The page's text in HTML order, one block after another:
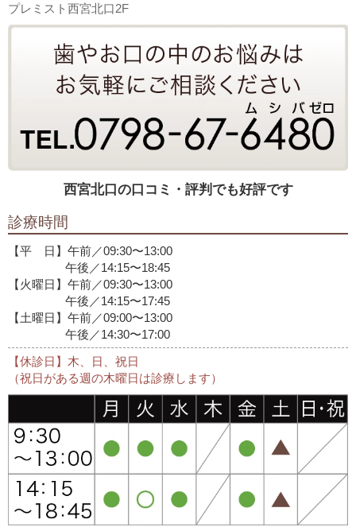
プレミスト西宮北口2F
西宮北口の口コミ・評判でも好評です
診療時間
【平 日】午前／09:30〜13:00
午後／14:15〜18:45
【火曜日】午前／09:30〜13:00
午後／14:15〜17:45
【土曜日】午前／09:00〜13:00
午後／14:30〜17:00
【休診日】木、日、祝日
（祝日がある週の木曜日は診療します）